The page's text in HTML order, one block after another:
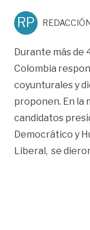
RP
Durante más de
Colombia
coyunturales y
proponen. En la
candidatos
Democrático y
Liberal, se